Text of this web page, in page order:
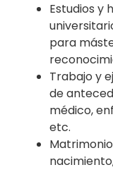
Estudios y
para
Trabajo y
de
médico,
etc.